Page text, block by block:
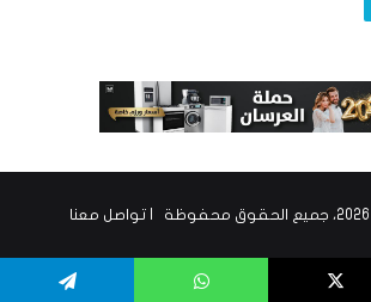
تواصل معنا